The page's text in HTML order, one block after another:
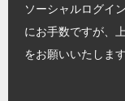
ソーシャルログイ
にお手数ですが、
をお願いいたします